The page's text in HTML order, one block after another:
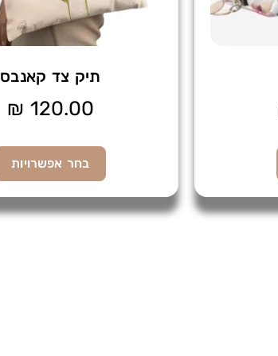
תיק צד קאנבס
₪ 120.00
בחר אפשרויות